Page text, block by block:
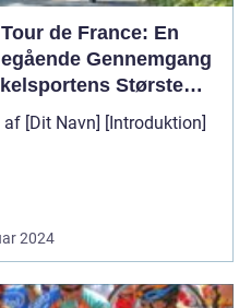
de France: En
Gennemgang
Største
Navn] [Introduktion]
2024